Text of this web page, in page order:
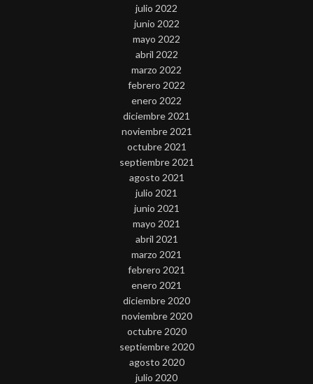
julio 2022
junio 2022
mayo 2022
abril 2022
marzo 2022
febrero 2022
enero 2022
diciembre 2021
noviembre 2021
octubre 2021
septiembre 2021
agosto 2021
julio 2021
junio 2021
mayo 2021
abril 2021
marzo 2021
febrero 2021
enero 2021
diciembre 2020
noviembre 2020
octubre 2020
septiembre 2020
agosto 2020
julio 2020